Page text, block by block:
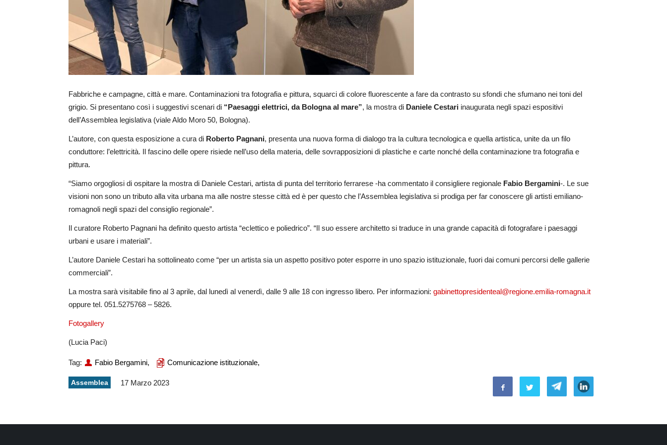
Fabbriche e campagne, città e mare. Contaminazioni tra fotografia e pittura, squarci di colore fluorescente a fare da contrasto su sfondi che sfumano nei toni del
grigio. Si presentano così i suggestivi scenari di “Paesaggi elettrici, da Bologna al mare”, la mostra di Daniele Cestari inaugurata negli spazi espositivi
dell’Assemblea legislativa (viale Aldo Moro 50, Bologna).
L’autore, con questa esposizione a cura di Roberto Pagnani, presenta una nuova forma di dialogo tra la cultura tecnologica e quella artistica, unite da un filo
conduttore: l’elettricità. Il fascino delle opere risiede nell’uso della materia, delle sovrapposizioni di plastiche e carte nonché della contaminazione tra fotografia e
pittura.
“Siamo orgogliosi di ospitare la mostra di Daniele Cestari, artista di punta del territorio ferrarese -ha commentato il consigliere regionale Fabio Bergamini-. Le sue
visioni non sono un tributo alla vita urbana ma alle nostre stesse città ed è per questo che l’Assemblea legislativa si prodiga per far conoscere gli artisti emiliano-
romagnoli negli spazi del consiglio regionale”.
Il curatore Roberto Pagnani ha definito questo artista “eclettico e poliedrico”. “Il suo essere architetto si traduce in una grande capacità di fotografare i paesaggi
urbani e usare i materiali”.
L’autore Daniele Cestari ha sottolineato come “per un artista sia un aspetto positivo poter esporre in uno spazio istituzionale, fuori dai comuni percorsi delle gallerie
commerciali”.
La mostra sarà visitabile fino al 3 aprile, dal lunedì al venerdì, dalle 9 alle 18 con ingresso libero. Per informazioni: gabinettopresidenteal@regione.emilia-romagna.it
oppure tel. 051.5275768 – 5826.
Fotogallery
(Lucia Paci)
Tag: Fabio Bergamini, Comunicazione istituzionale,
Assemblea 17 Marzo 2023